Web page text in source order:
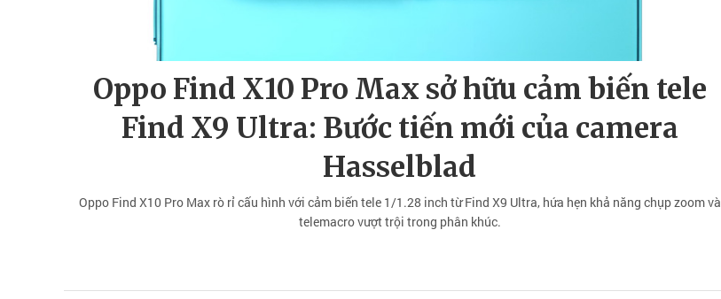
Oppo Find X10 Pro Max sở hữu cảm biến tele
Find X9 Ultra: Bước tiến mới của camera
Hasselblad
Oppo Find X10 Pro Max rò rỉ cấu hình với cảm biến tele 1/1.28 inch từ Find X9 Ultra, hứa hẹn khả năng chụp zoom và
telemacro vượt trội trong phân khúc.